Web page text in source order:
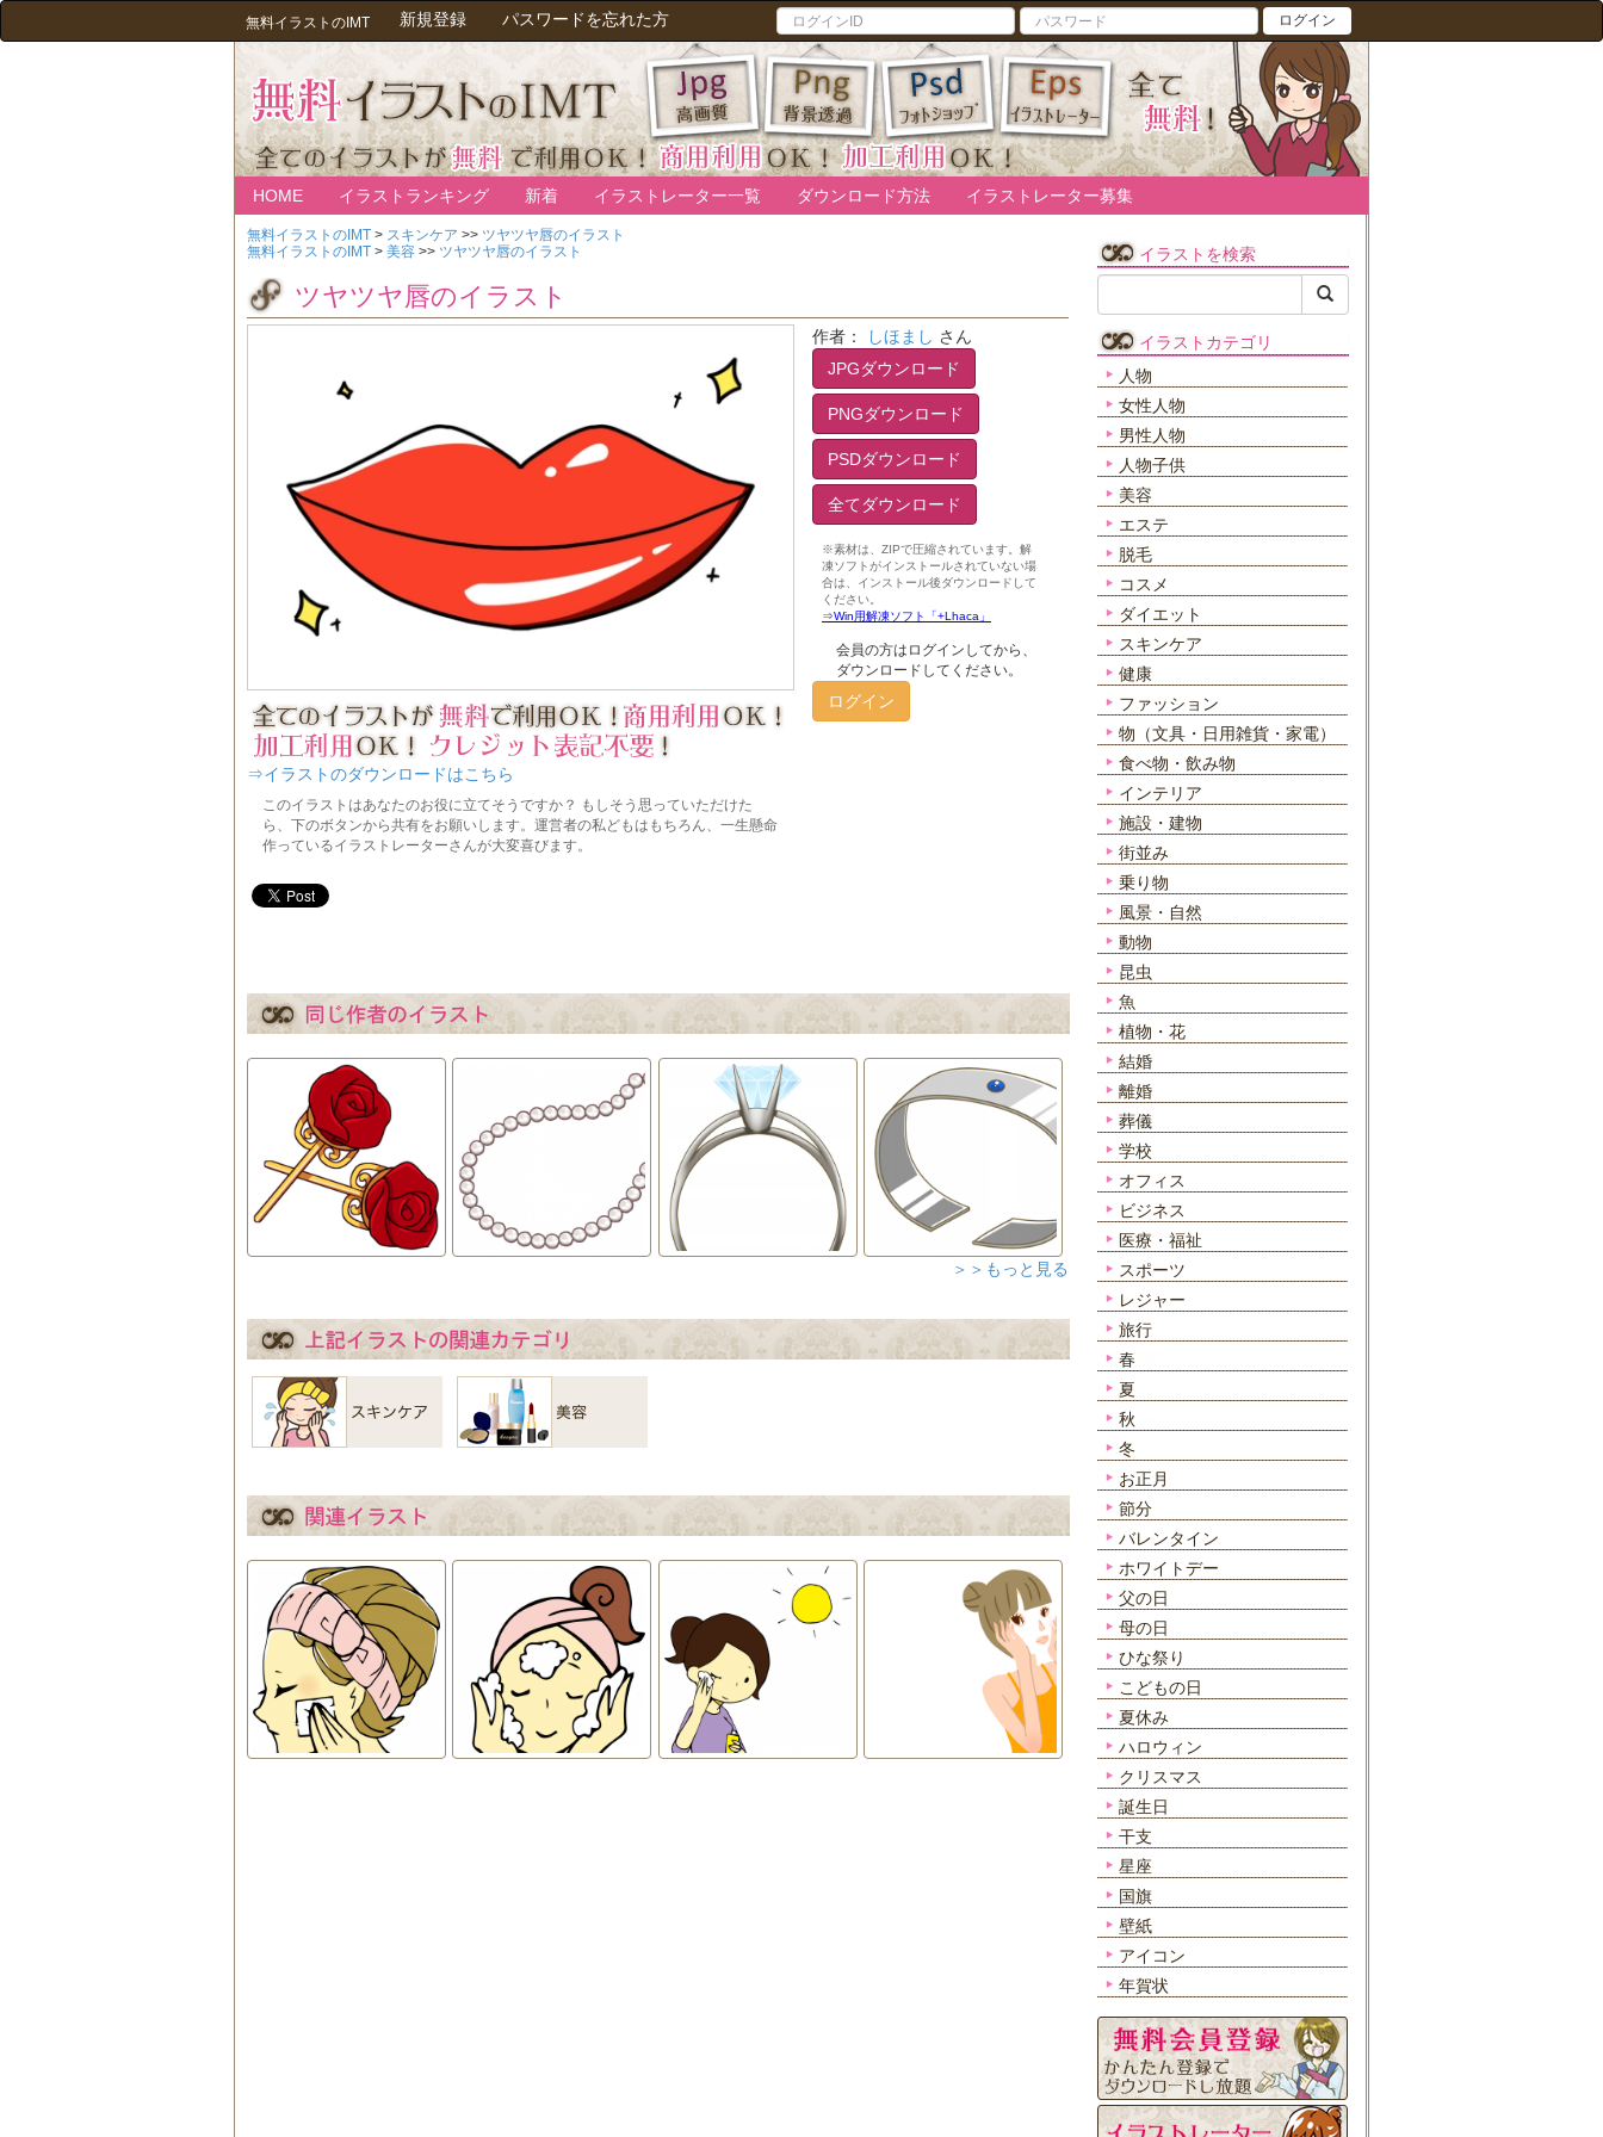
無料イラストのIMT 新規登録 パスワードを忘れた方 ログイン
HOME イラストランキング 新着 イラストレーター一覧 ダウンロード方法 イラストレーター募集
無料イラストのIMT > スキンケア >> ツヤツヤ唇のイラスト
無料イラストのIMT > 美容 >> ツヤツヤ唇のイラスト
ツヤツヤ唇のイラスト
⇒イラストのダウンロードはこちら
作者： しほまし さん
JPGダウンロード
PNGダウンロード
PSDダウンロード
全てダウンロード
会員の方はログインしてから、
ダウンロードしてください。
ログイン
＞＞もっと見る
イラストを検索
イラストカテゴリ
人物
女性人物
男性人物
人物子供
美容
エステ
脱毛
コスメ
ダイエット
スキンケア
健康
ファッション
物（文具・日用雑貨・家電）
食べ物・飲み物
インテリア
施設・建物
街並み
乗り物
風景・自然
動物
昆虫
魚
植物・花
結婚
離婚
葬儀
学校
オフィス
ビジネス
医療・福祉
スポーツ
レジャー
旅行
春
夏
秋
冬
お正月
節分
バレンタイン
ホワイトデー
父の日
母の日
ひな祭り
こどもの日
夏休み
ハロウィン
クリスマス
誕生日
干支
星座
国旗
壁紙
アイコン
年賀状